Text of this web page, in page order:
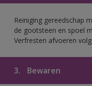
Reiniging gereedschap
de gootsteen en spoel
Verfresten afvoeren
3. Bewaren